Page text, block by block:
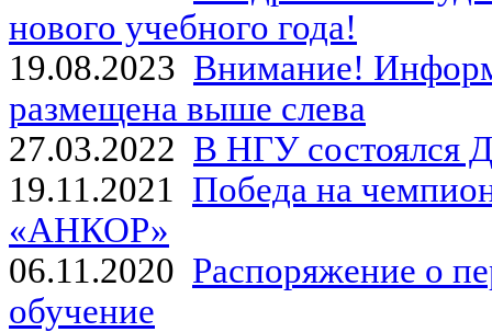
нового учебного года!
19.08.2023 Внимание!
размещена выше слева
27.03.2022 В НГУ состоялся
19.11.2021 Победа на
«АНКОР»
06.11.2020 Распоряжение о
обучение